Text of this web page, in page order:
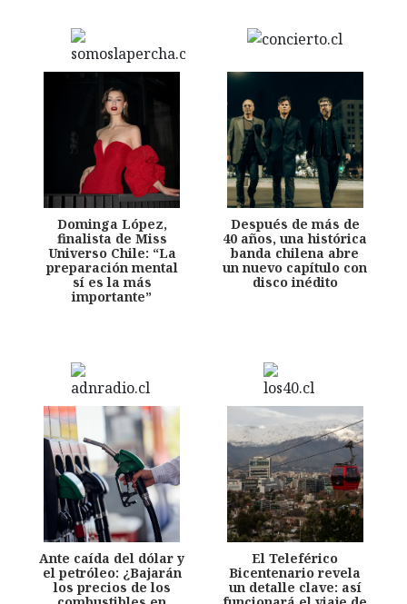
Dominga López,
finalista de Miss
Universo Chile: “La
preparación mental
sí es la más
importante”
Después de más de
40 años, una histórica
banda chilena abre
un nuevo capítulo con
disco inédito
Ante caída del dólar y
el petróleo: ¿Bajarán
los precios de los
El Teleférico
Bicentenario revela
un detalle clave: así